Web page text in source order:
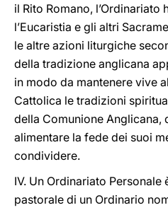
il Rito Romano,
l’Eucaristia e gli altri
le altre azioni liturgiche
della tradizione anglicana
in modo da mantenere vive
Cattolica le tradizioni
della Comunione
alimentare la fede dei suoi
condividere.
IV. Un Ordinariato Personale
pastorale di un Ordinario